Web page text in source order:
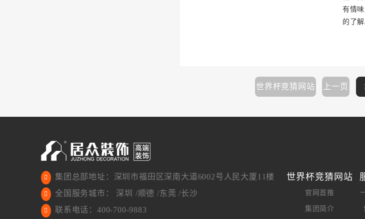
有情
的了
世界杯竞猜网站 上一页
集团总部地址：深圳市福田区深南大道6002号人民大厦11楼
全国服务城市： 深圳 /顺德 /东莞 /长沙
联系电话：400-700-9883
世界杯竞猜网站
官网首推
集团简介